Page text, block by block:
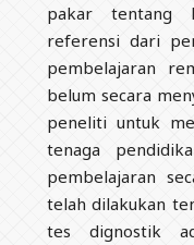
pakar tentang
referensi dari
pembelajaran
belum secara
peneliti untuk
tenaga
pembelajaran
telah dilakukan
tes dignostik